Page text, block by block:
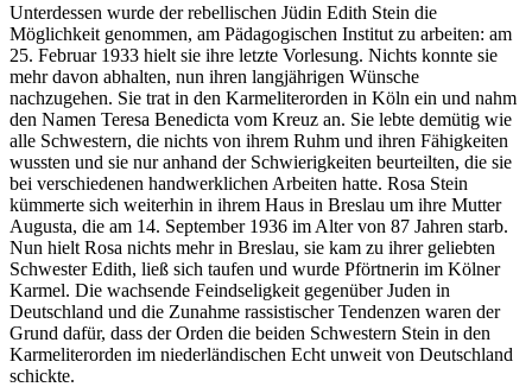
Unterdessen wurde der rebellischen Jüdin Edith Stein die
Möglichkeit genommen, am Pädagogischen Institut zu arbeiten: am
25. Februar 1933 hielt sie ihre letzte Vorlesung. Nichts konnte sie
mehr davon abhalten, nun ihren langjährigen Wünsche
nachzugehen. Sie trat in den Karmeliterorden in Köln ein und nahm
den Namen Teresa Benedicta vom Kreuz an. Sie lebte demütig wie
alle Schwestern, die nichts von ihrem Ruhm und ihren Fähigkeiten
wussten und sie nur anhand der Schwierigkeiten beurteilten, die sie
bei verschiedenen handwerklichen Arbeiten hatte. Rosa Stein
kümmerte sich weiterhin in ihrem Haus in Breslau um ihre Mutter
Augusta, die am 14. September 1936 im Alter von 87 Jahren starb.
Nun hielt Rosa nichts mehr in Breslau, sie kam zu ihrer geliebten
Schwester Edith, ließ sich taufen und wurde Pförtnerin im Kölner
Karmel. Die wachsende Feindseligkeit gegenüber Juden in
Deutschland und die Zunahme rassistischer Tendenzen waren der
Grund dafür, dass der Orden die beiden Schwestern Stein in den
Karmeliterorden im niederländischen Echt unweit von Deutschland
schickte.